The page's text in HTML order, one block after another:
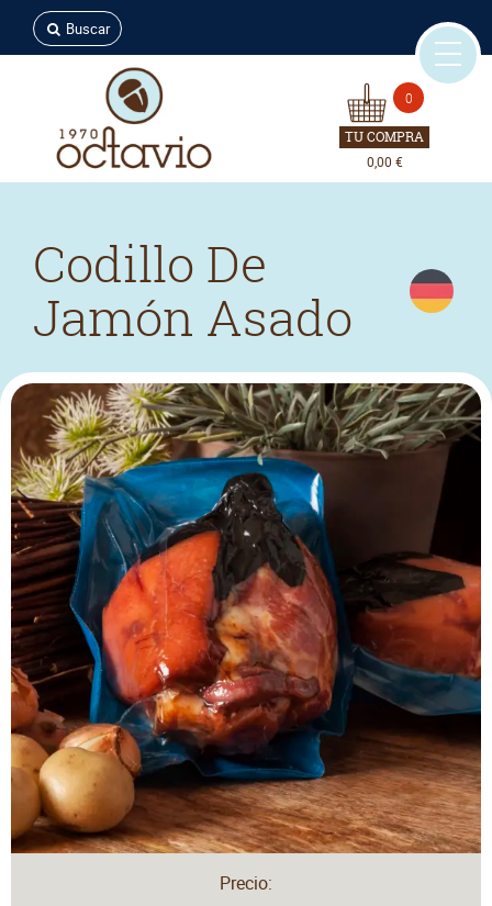
Buscar
0
TU COMPRA
0,00 €
Codillo De
Jamón Asado
Precio: